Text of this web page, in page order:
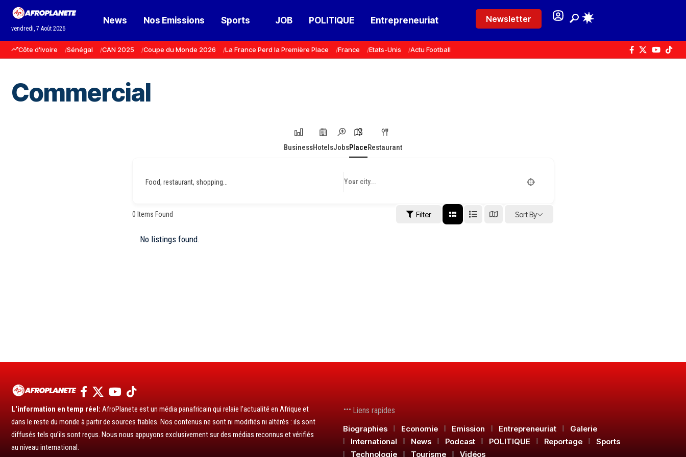
vendredi, 7 Août 2026
News Nos Emissions Sports JOB POLITIQUE Entrepreneuriat Newsletter
Côte d'Ivoire Sénégal CAN 2025 Coupe du Monde 2026 La France Perd la Première Place France Etats-Unis Actu Football
Commercial
BusinessHotelsJobsPlaceRestaurant
Food, restaurant, shopping...
0 Items Found Filter Sort By
No listings found.
L'information en temp réel: AfroPlanete est un média panafricain qui relaie l’actualité en Afrique et
dans le reste du monde à partir de sources fiables. Nos contenus ne sont ni modifiés ni altérés : ils sont
diffusés tels qu’ils sont reçus. Nous nous appuyons exclusivement sur des médias reconnus et vérifiés
au niveau international.
Liens rapides
Biographies
Economie Emission Entrepreneuriat
Galerie
International
News Podcast POLITIQUE Reportage
Sports
Technologie
Tourisme Vidéos